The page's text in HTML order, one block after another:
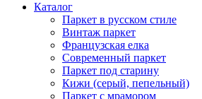
Каталог
Паркет в русском стиле
Винтаж паркет
Французская елка
Современный паркет
Паркет под старину
Кижи (серый, пепельный)
Паркет с мрамором